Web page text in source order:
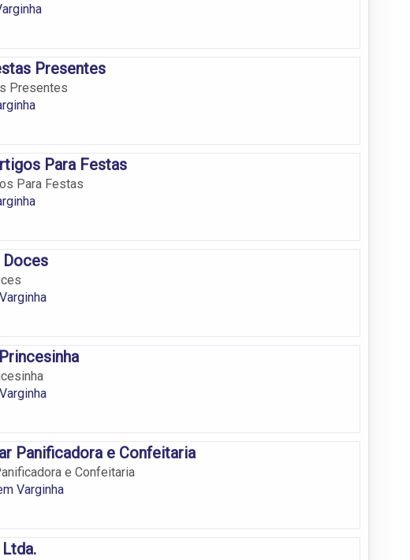
Presentes
Presentes
Para Festas
Para Festas
Panificadora e Confeitaria
e Confeitaria
Varginha